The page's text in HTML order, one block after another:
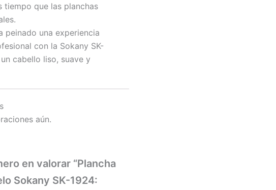
tiempo que las planchas
peinado una experiencia
con la Sokany SK-
cabello liso, suave y
aún.
en valorar “Plancha
Sokany SK-1924: